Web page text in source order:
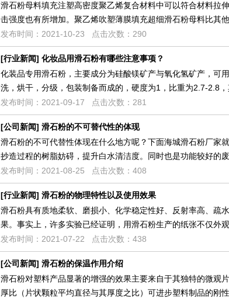
滑石粉母料填充注塑高密度聚乙烯复合材料中可以符合材料拉
击强度也有所增加。聚乙烯吹塑薄膜填充超细滑石粉母料比其
发布时间：2021-10-23 点击次数：290
[行业新闻] 化妆品用滑石粉有哪些注意事项？
化装品专用滑石粉，主要成分为硅酸镁矿产与氧化氢矿产，可
洗，烘干，分级，包装制备而成的，硬度为1，比重为2.7-2.8
发布时间：2021-09-17 点击次数：281
[公司新闻] 滑石粉的不可替代性的体现
滑石粉的不可代替性体现在什么地方呢？下面海城滑石粉厂
抄造过程的树脂妨碍，提升白水清洁度。同时也是功能较好的
发布时间：2021-08-25 点击次数：408
[行业新闻] 滑石粉的物理特性以及使用效果
滑石粉具有质地柔软、磨损小、化学稳定性好、反射率高、疏
果。事实上，许多实验已经证明，用滑石粉生产的纸张不仅外
发布时间：2021-07-22 点击次数：438
[公司新闻] 滑石粉的保温作用介绍
滑石粉对塑料产品显著的增强的效果主要来自于其独特的微观
厚比（片状颗粒平均直径与其厚度之比）可进步塑料制品的刚